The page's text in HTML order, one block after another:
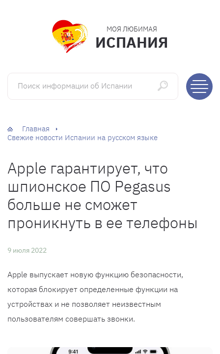
МОЯ ЛЮБИМАЯ
ИСПАНИЯ
Поиск информации об Испании
Главная
Свежие новости Испании на русском языке
Apple гарантирует, что
шпионское ПО Pegasus
больше не сможет
проникнуть в ее телефоны
9 июля 2022
Apple выпускает новую функцию безопасности,
которая блокирует определенные функции на
устройствах и не позволяет неизвестным
пользователям совершать звонки.